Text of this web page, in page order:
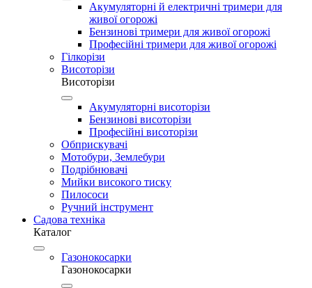
Акумуляторні й електричні тримери для
живої огорожі
Бензинові тримери для живої огорожі
Професійні тримери для живої огорожі
Гілкорізи
Висоторізи
Висоторізи
Акумуляторні висоторізи
Бензинові висоторізи
Професійні висоторізи
Обприскувачі
Мотобури, Землебури
Подрібнювачі
Мийки високого тиску
Пилососи
Ручний інструмент
Садова техніка
Каталог
Газонокосарки
Газонокосарки